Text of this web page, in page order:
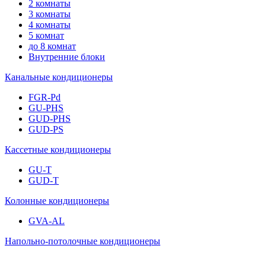
2 комнаты
3 комнаты
4 комнаты
5 комнат
до 8 комнат
Внутренние блоки
Канальные кондиционеры
FGR-Pd
GU-PHS
GUD-PHS
GUD-PS
Кассетные кондиционеры
GU-T
GUD-T
Колонные кондиционеры
GVA-AL
Напольно-потолочные кондиционеры